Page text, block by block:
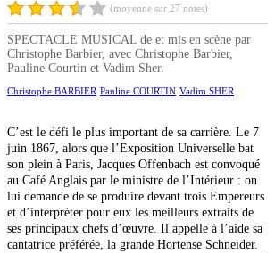
(moyenne sur 27 notes)
SPECTACLE MUSICAL de et mis en scène par
Christophe Barbier, avec Christophe Barbier,
Pauline Courtin et Vadim Sher.
Christophe BARBIER Pauline COURTIN Vadim SHER
C’est le défi le plus important de sa carrière. Le 7
juin 1867, alors que l’Exposition Universelle bat
son plein à Paris, Jacques Offenbach est convoqué
au Café Anglais par le ministre de l’Intérieur : on
lui demande de se produire devant trois Empereurs
et d’interpréter pour eux les meilleurs extraits de
ses principaux chefs d’œuvre. Il appelle à l’aide sa
cantatrice préférée, la grande Hortense Schneider.